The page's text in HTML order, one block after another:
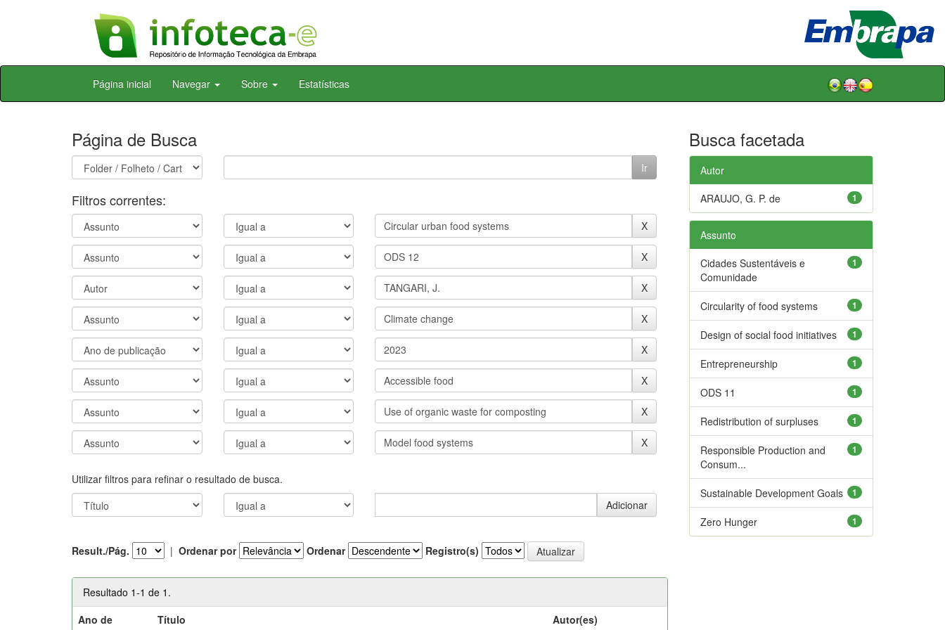
Skip
Página inicial Navegar Sobre Estatísticas
Página de Busca
Filtros correntes:
Utilizar filtros para refinar o resultado de busca.
Result./Pág. | Ordenar por Ordenar Registro(s)
Resultado 1-1 de 1.
Ano de
Título Autor(es)
Busca facetada
Autor
1
ARAUJO, G. P. de
Assunto
1
Cidades Sustentáveis e
Comunidade
1
Circularity of food systems
1
Design of social food initiatives
1
Entrepreneurship
1
ODS 11
1
Redistribution of surpluses
1
Responsible Production and
Consum...
1
Sustainable Development Goals
1
Zero Hunger